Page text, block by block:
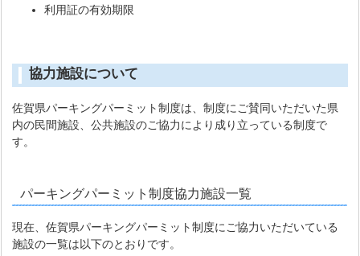
利用証の有効期限
協力施設について
佐賀県パーキングパーミット制度は、制度にご賛同いただいた県
内の民間施設、公共施設のご協力により成り立っている制度で
す。
パーキングパーミット制度協力施設一覧
現在、佐賀県パーキングパーミット制度にご協力いただいている
施設の一覧は以下のとおりです。